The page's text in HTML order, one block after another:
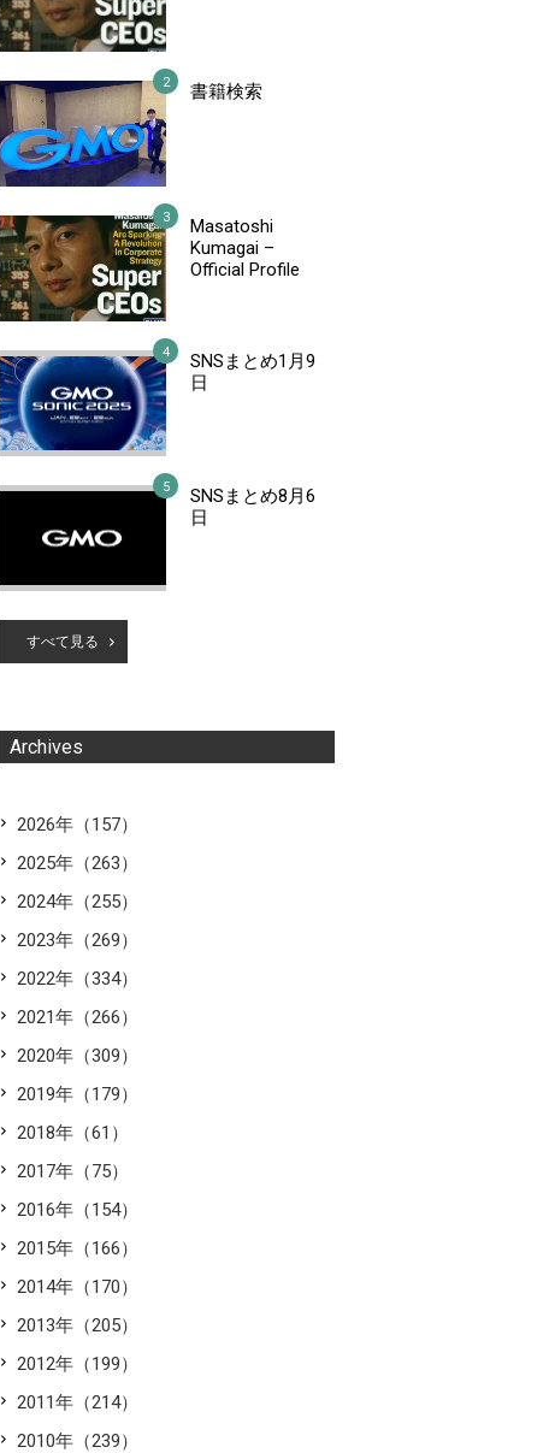
書籍検索
Masatoshi
Kumagai –
Official Profile
SNSまとめ1月9
日
SNSまとめ8月6
日
すべて見る
Archives
2026年（157）
2025年（263）
2024年（255）
2023年（269）
2022年（334）
2021年（266）
2020年（309）
2019年（179）
2018年（61）
2017年（75）
2016年（154）
2015年（166）
2014年（170）
2013年（205）
2012年（199）
2011年（214）
2010年（239）